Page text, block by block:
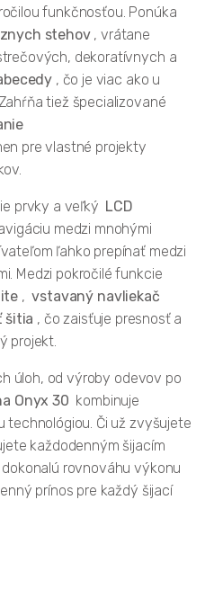
funkčnosťou. Ponúka
stehov, vrátane
dekoratívnych a
, čo je viac ako u
tiež špecializované
pre vlastné projekty
prvky a veľký LCD
medzi mnohými
ľahko prepínať medzi
Medzi pokročilé funkcie
,vstavaný navliekač
šitia , čo zaisťuje presnosť a
projekt.
úloh, od výroby odevov po
Onyx 30 kombinuje
technológiou. Či už zvyšujete
každodenným šijacím
rovnováhu výkonu
prínos pre každý šijací